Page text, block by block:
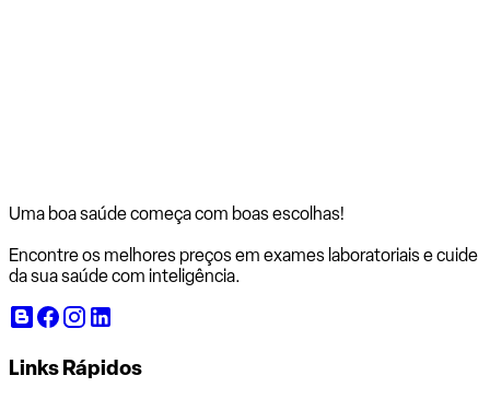
Uma boa saúde começa com boas escolhas!
Encontre os melhores preços em exames laboratoriais e cuide
da sua saúde com inteligência.
Links Rápidos